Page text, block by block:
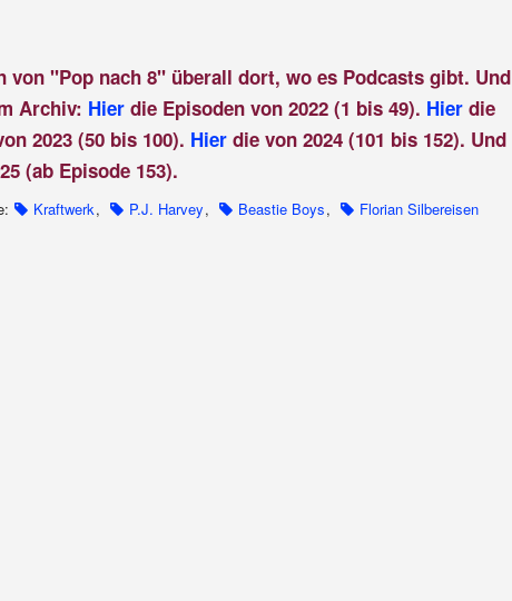
von "Pop nach 8" überall dort, wo es Podcasts gibt. Und
Archiv: Hier die Episoden von 2022 (1 bis 49). Hier die
2023 (50 bis 100). Hier die von 2024 (101 bis 152). Und
(ab Episode 153).
Kraftwerk, P.J. Harvey, Beastie Boys, Florian Silbereisen